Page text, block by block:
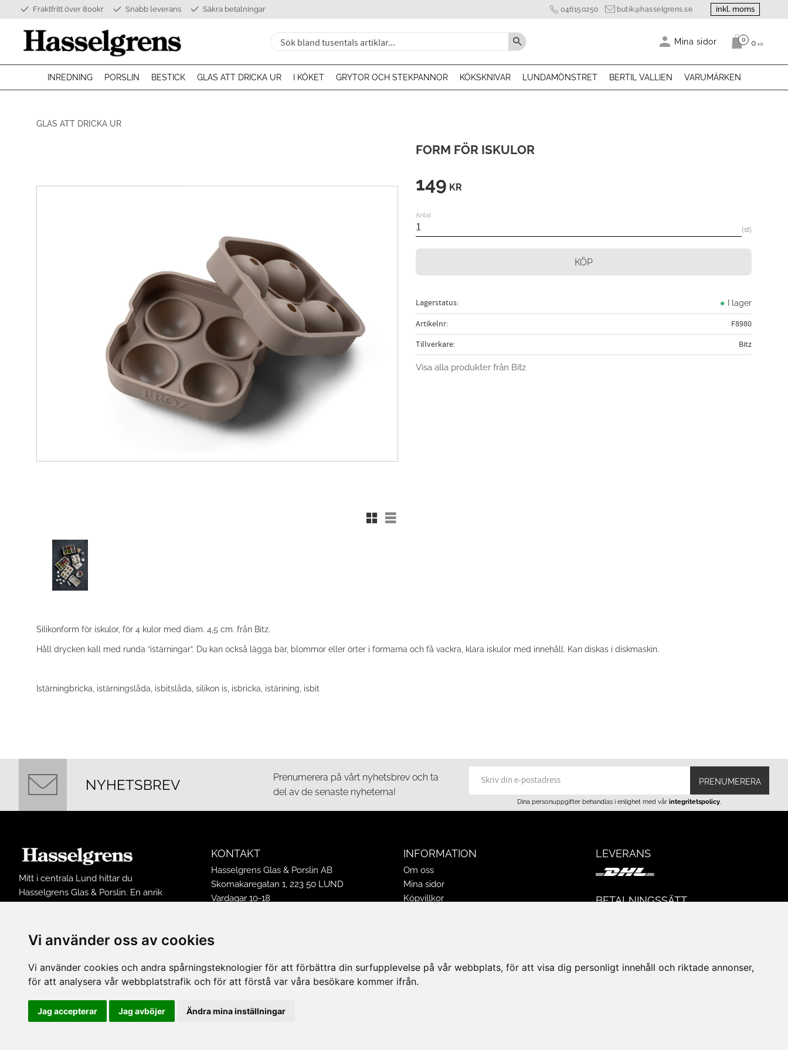
Vi använder oss av cookies
Vi använder cookies och andra spårningsteknologier för att förbättra din surfupplevelse på vår webbplats, för att visa dig personligt innehåll och riktade annonser,
för att analysera vår webbplatstrafik och för att förstå var våra besökare kommer ifrån.
Jag accepterar Jag avböjer Ändra mina inställningar
Fraktfritt över 800kr Snabb leverans Säkra betalningar 046150250 butik@hasselgrens.se inkl. moms
Mina sidor Antal
0 0 KR
INREDNING PORSLIN BESTICK GLAS ATT DRICKA UR I KÖKET GRYTOR OCH STEKPANNOR KÖKSKNIVAR LUNDAMÖNSTRET BERTIL VALLIEN VARUMÄRKEN
GLAS ATT DRICKA UR
FORM FÖR ISKULOR
Rutnätsvy
Listvy
149 KR
Antal
st
KÖP
Lagerstatus I lager
Artikelnr
F8980
Tillverkare
Bitz
Visa alla produkter från Bitz
Silikonform för iskulor, för 4 kulor med diam. 4,5 cm. från Bitz.
Håll drycken kall med runda ”istärningar”. Du kan också lägga bär, blommor eller örter i formarna och få vackra, klara iskulor med innehåll. Kan diskas i diskmaskin.
Istärningbricka, istärningslåda, isbitslåda, silikon is, isbricka, istärining, isbit
NYHETSBREV
Prenumerera på vårt nyhetsbrev och ta
del av de senaste nyheterna!
PRENUMERERA
Dina personuppgifter behandlas i enlighet med vår integritetspolicy.
Mitt i centrala Lund hittar du
Hasselgrens Glas & Porslin. En anrik
sortiment av inredningsprodukter och
husgeråd från många kända
varumärken.
KONTAKT
Hasselgrens Glas & Porslin AB
Skomakaregatan 1, 223 50 LUND
Vardagar 10-18
Avvikande öppettider 2026
E-post:butik@hasselgrens.se
INFORMATION
Om oss
Mina sidor
Köpvillkor
LEVERANS
BETALNINGSSÄTT
kontanter.